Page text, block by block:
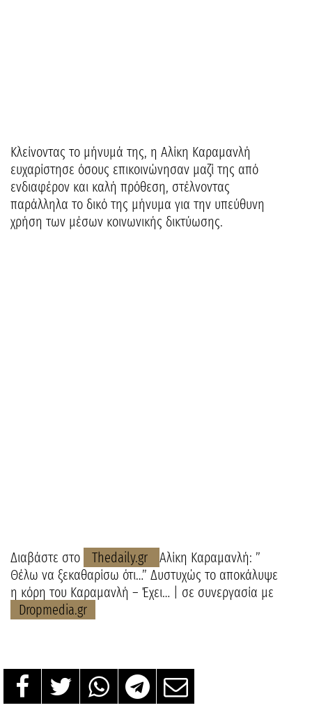
Κλείνοντας το μήνυμά της, η Αλίκη Καραμανλή
ευχαρίστησε όσους επικοινώνησαν μαζί της από
ενδιαφέρον και καλή πρόθεση, στέλνοντας
παράλληλα το δικό της μήνυμα για την υπεύθυνη
χρήση των μέσων κοινωνικής δικτύωσης.
Διαβάστε στο Thedaily.gr
Αλίκη Καραμανλή: ”
Θέλω να ξεκαθαρίσω ότι…” Δυστυχώς το αποκάλυψε
η κόρη του Καραμανλή – Έχει… | σε συνεργασία με
Dropmedia.gr